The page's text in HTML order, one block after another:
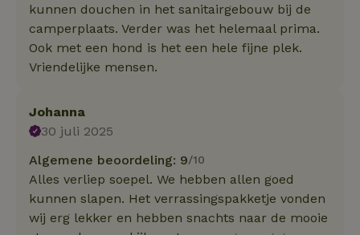
kunnen douchen in het sanitairgebouw bij de
camperplaats. Verder was het helemaal prima.
Ook met een hond is het een hele fijne plek.
Vriendelijke mensen.
Johanna
30 juli 2025
Algemene beoordeling: 9/10
Alles verliep soepel. We hebben allen goed
kunnen slapen. Het verrassingspakketje vonden
wij erg lekker en hebben snachts naar de mooie